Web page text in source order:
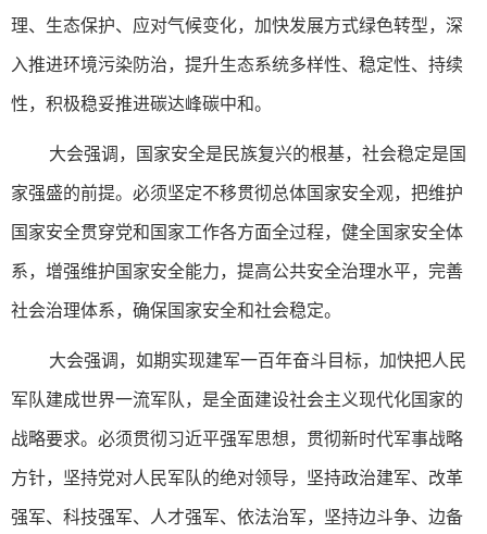
理、生态保护、应对气候变化，加快发展方式绿色转型，深
入推进环境污染防治，提升生态系统多样性、稳定性、持续
性，积极稳妥推进碳达峰碳中和。
大会强调，国家安全是民族复兴的根基，社会稳定是国
家强盛的前提。必须坚定不移贯彻总体国家安全观，把维护
国家安全贯穿党和国家工作各方面全过程，健全国家安全体
系，增强维护国家安全能力，提高公共安全治理水平，完善
社会治理体系，确保国家安全和社会稳定。
大会强调，如期实现建军一百年奋斗目标，加快把人民
军队建成世界一流军队，是全面建设社会主义现代化国家的
战略要求。必须贯彻习近平强军思想，贯彻新时代军事战略
方针，坚持党对人民军队的绝对领导，坚持政治建军、改革
强军、科技强军、人才强军、依法治军，坚持边斗争、边备